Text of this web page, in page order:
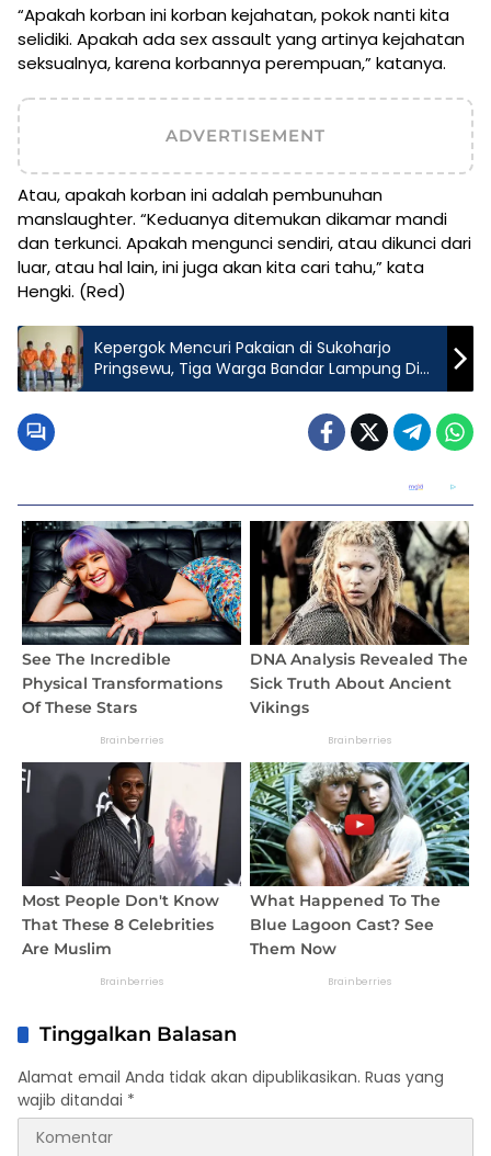
“Apakah korban ini korban kejahatan, pokok nanti kita
selidiki. Apakah ada sex assault yang artinya kejahatan
seksualnya, karena korbannya perempuan,” katanya.
ADVERTISEMENT
Atau, apakah korban ini adalah pembunuhan
manslaughter. “Keduanya ditemukan dikamar mandi
dan terkunci. Apakah mengunci sendiri, atau dikunci dari
luar, atau hal lain, ini juga akan kita cari tahu,” kata
Hengki. (Red)
Kepergok Mencuri Pakaian di Sukoharjo
Pringsewu, Tiga Warga Bandar Lampung Di
Amankan Polres Pringsewu
Tinggalkan Balasan
Alamat email Anda tidak akan dipublikasikan. Ruas yang
wajib ditandai *